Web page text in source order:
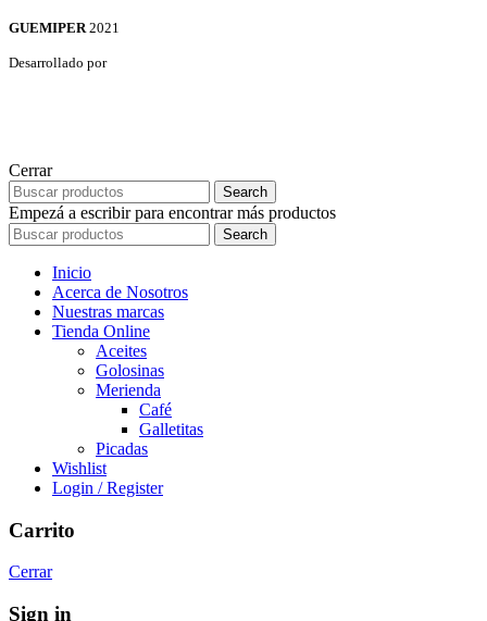
GUEMIPER 2021
Desarrollado por
Cerrar
Search
Empezá a escribir para encontrar más productos
Search
Inicio
Acerca de Nosotros
Nuestras marcas
Tienda Online
Aceites
Golosinas
Merienda
Café
Galletitas
Picadas
Wishlist
Login / Register
Carrito
Cerrar
Sign in